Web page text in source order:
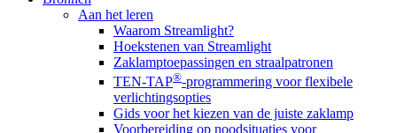
Aan het leren
Waarom Streamlight?
Hoekstenen van Streamlight
Zaklamptoepassingen en straalpatronen
TEN-TAP®-programmering voor flexibele
verlichtingsopties
Gids voor het kiezen van de juiste zaklamp
Voorbereiding op noodsituaties voor